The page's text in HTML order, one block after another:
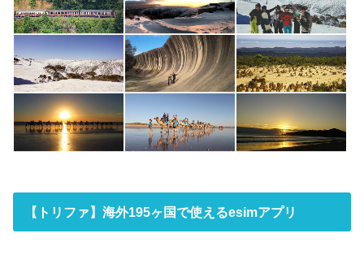
【トリファ】海外195ヶ国で使えるesimアプリ